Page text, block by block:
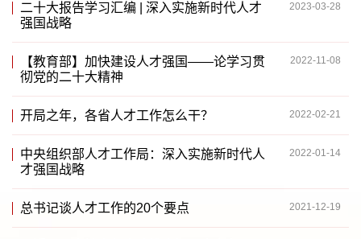
二十大报告学习汇编 | 深入实施新时代人才
强国战略
2023-03-28
【教育部】加快建设人才强国——论学习贯
彻党的二十大精神
2022-11-08
开局之年，各省人才工作怎么干？ 2022-02-21
中央组织部人才工作局：深入实施新时代人
才强国战略
2022-01-14
总书记谈人才工作的20个要点 2021-12-19